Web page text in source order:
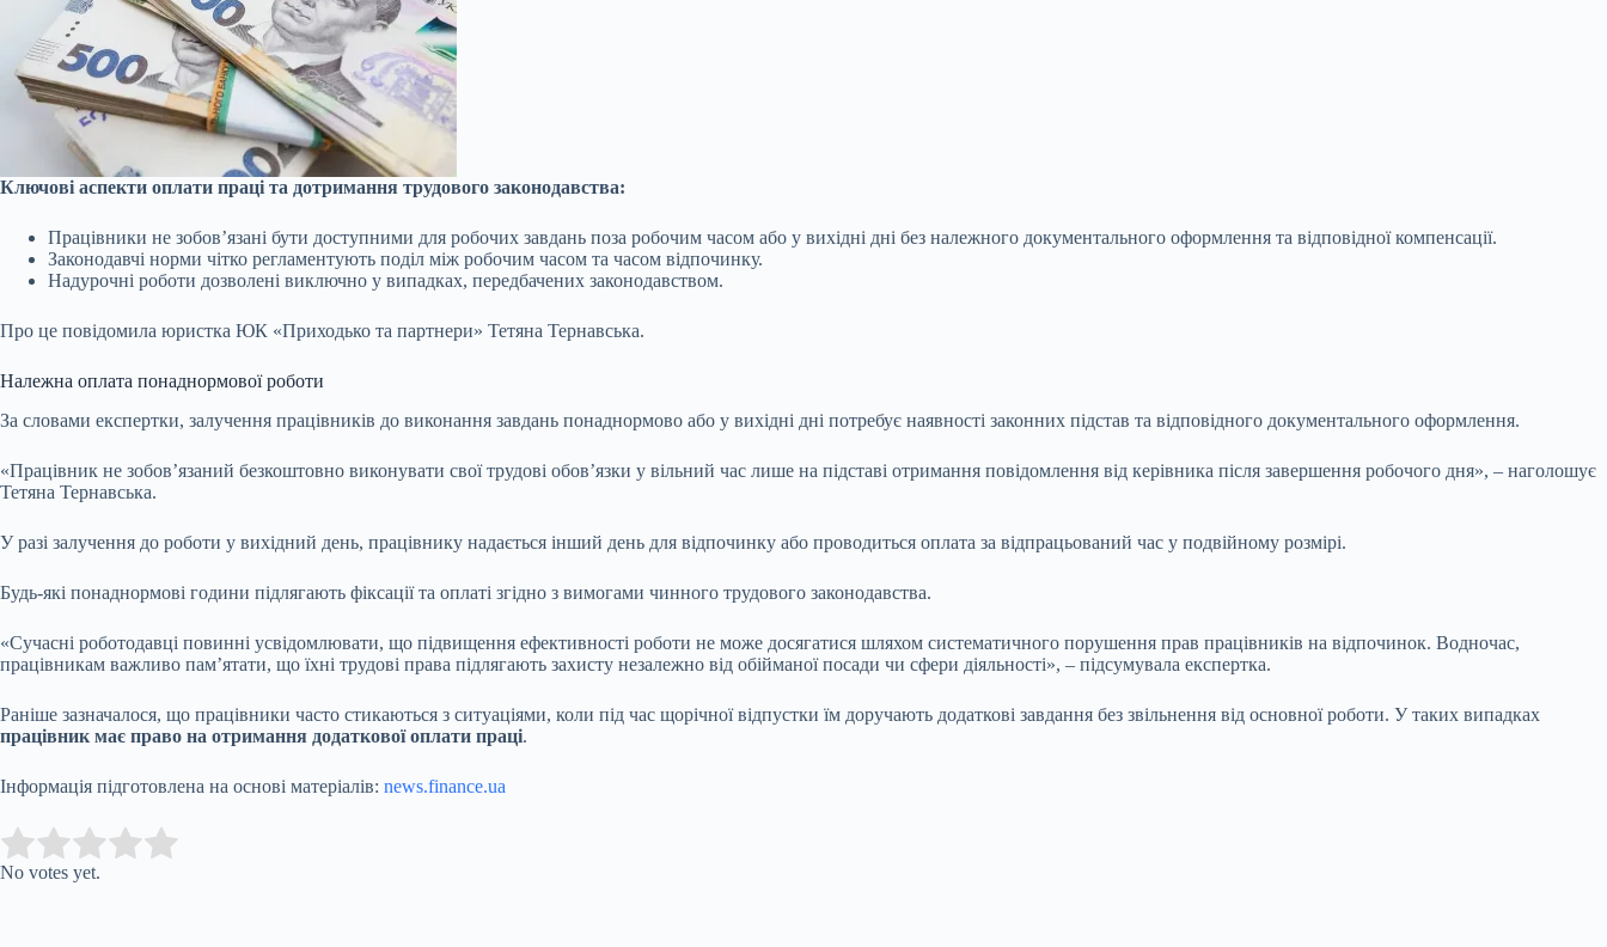
Ключові аспекти оплати праці та дотримання трудового законодавства:
Працівники не зобов’язані бути доступними для робочих завдань поза робочим часом або у вихідні дні без належного документального оформлення та відповідної компенсації.
Законодавчі норми чітко регламентують поділ між робочим часом та часом відпочинку.
Надурочні роботи дозволені виключно у випадках, передбачених законодавством.
Про це повідомила юристка ЮК «Приходько та партнери» Тетяна Тернавська.
Належна оплата понаднормової роботи
За словами експертки, залучення працівників до виконання завдань понаднормово або у вихідні дні потребує наявності законних підстав та відповідного документального оформлення.
«Працівник не зобов’язаний безкоштовно виконувати свої трудові обов’язки у вільний час лише на підставі отримання повідомлення від керівника після завершення робочого дня», – наголошує
Тетяна Тернавська.
У разі залучення до роботи у вихідний день, працівнику надається інший день для відпочинку або проводиться оплата за відпрацьований час у подвійному розмірі.
Будь-які понаднормові години підлягають фіксації та оплаті згідно з вимогами чинного трудового законодавства.
«Сучасні роботодавці повинні усвідомлювати, що підвищення ефективності роботи не може досягатися шляхом систематичного порушення прав працівників на відпочинок. Водночас,
працівникам важливо пам’ятати, що їхні трудові права підлягають захисту незалежно від обійманої посади чи сфери діяльності», – підсумувала експертка.
Раніше зазначалося, що працівники часто стикаються з ситуаціями, коли під час щорічної відпустки їм доручають додаткові завдання без звільнення від основної роботи. У таких випадках
працівник має право на отримання додаткової оплати праці.
Інформація підготовлена на основі матеріалів: news.finance.ua
Rate this item:
No votes yet.